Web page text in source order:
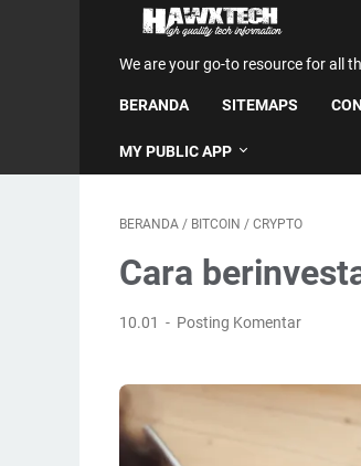
We are your go-to resource for all
BERANDA SITEMAPS
MY PUBLIC APP
BERANDA / BITCOIN / CRYPTO
Cara
10.01 Posting Komentar